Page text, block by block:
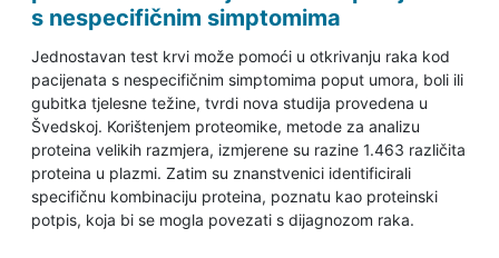
s nespecifičnim simptomima
Jednostavan test krvi može pomoći u otkrivanju raka kod
pacijenata s nespecifičnim simptomima poput umora, boli ili
gubitka tjelesne težine, tvrdi nova studija provedena u
Švedskoj. Korištenjem proteomike, metode za analizu
proteina velikih razmjera, izmjerene su razine 1.463 različita
proteina u plazmi. Zatim su znanstvenici identificirali
specifičnu kombinaciju proteina, poznatu kao proteinski
potpis, koja bi se mogla povezati s dijagnozom raka.